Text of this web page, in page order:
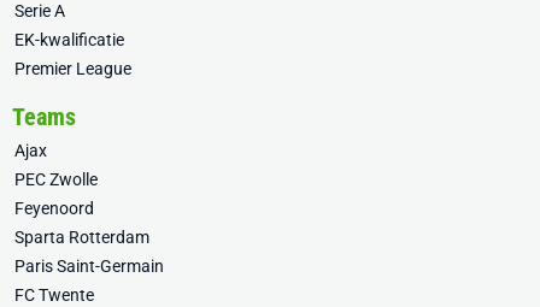
Serie A
EK-kwalificatie
Premier League
Teams
Ajax
PEC Zwolle
Feyenoord
Sparta Rotterdam
Paris Saint-Germain
FC Twente